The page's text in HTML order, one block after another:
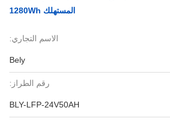
المستهلك 1280Wh
الاسم التجاري:
Bely
رقم الطراز:
BLY-LFP-24V50AH